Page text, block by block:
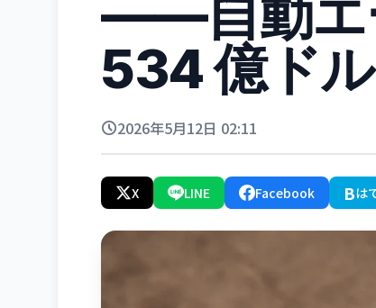
——自動エ
534 億ド
2026年5月12日 02:11
X LINE Facebook Bは